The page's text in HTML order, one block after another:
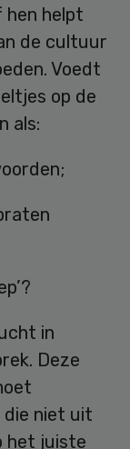
hen helpt
de cultuur
Voedt
op de
als:
in
Deze
die niet uit
het juiste